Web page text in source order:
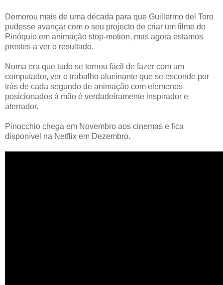
Demorou mais de uma década para que Guillermo del Toro
pudesse avançar com o seu projecto de criar um filme do
Pinóquio em animação stop-motion, mas agora estamos
prestes a ver o resultado.
Numa era que tudo se tornou fácil de fazer com um
computador, ver o trabalho alucinante que se esconde por
trás de cada segundo de animação com elemenos
posicionados à mão é verdadeiramente inspirador e
aterrador.
Pinocchio chega em Novembro aos cinemas e fica
disponível na Netflix em Dezembro.